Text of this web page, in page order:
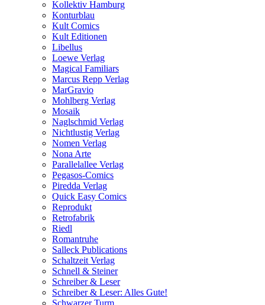
Kollektiv Hamburg
Konturblau
Kult Comics
Kult Editionen
Libellus
Loewe Verlag
Magical Familiars
Marcus Repp Verlag
MarGravio
Mohlberg Verlag
Mosaik
Naglschmid Verlag
Nichtlustig Verlag
Nomen Verlag
Nona Arte
Parallelallee Verlag
Pegasos-Comics
Piredda Verlag
Quick Easy Comics
Reprodukt
Retrofabrik
Riedl
Romantruhe
Salleck Publications
Schaltzeit Verlag
Schnell & Steiner
Schreiber & Leser
Schreiber & Leser: Alles Gute!
Schwarzer Turm